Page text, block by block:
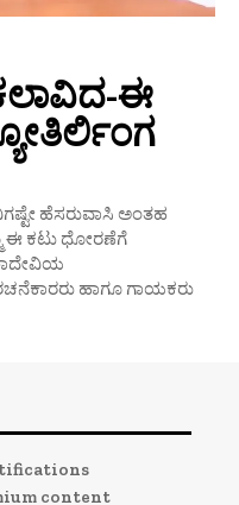
ಈ
ಹೆಸರುವಾಸಿ ಅಂತಹ
ಈ ಕಟು ಧೋರಣೆಗೆ
content